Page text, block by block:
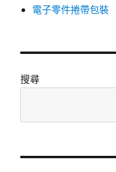
電子零件捲帶包裝
搜尋